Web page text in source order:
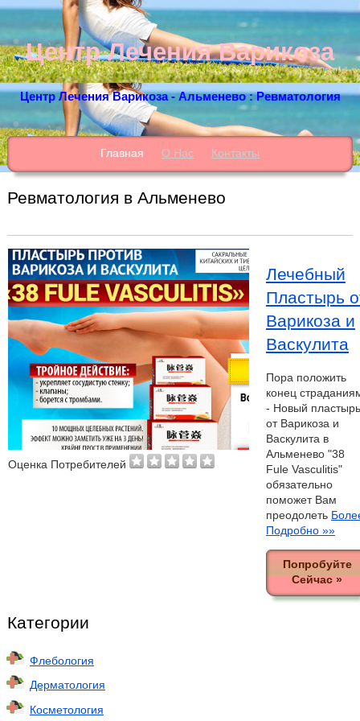
Центр Лечения Варикоза
Центр Лечения Варикоза - Альменево : Ревматология
Главная О Нас Контакты
Ревматология в Альменево
Оценка Потребителей
Лечебный
Пластырь
Варикоза и
Васкулита
Пора положить
конец
- Новый пластырь
от Варикоза и
Васкулита в
Альменево "38
Fule Vasculitis"
обязательно
поможет Вам
преодолеть
Подробно »»
Попробуйте
Сейчас »
Категории
Флебология
Дерматология
Косметология